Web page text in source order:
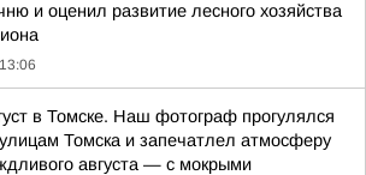
и оценил развитие лесного хозяйства
13:06
в Томске. Наш фотограф прогулялся
Томска и запечатлел атмосферу
августа — с мокрыми